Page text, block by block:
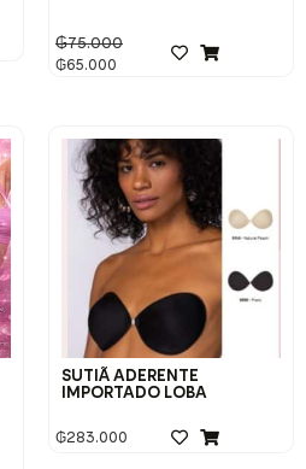
₲75.000
₲65.000
SUTIÃ ADERENTE
IMPORTADO LOBA
₲283.000